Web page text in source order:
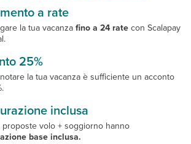
a rate
la tua vacanzafino a 24 ratecon Scalapay
25%
la tua vacanza è sufficiente un acconto
inclusa
proposte volo + soggiorno hanno
base inclusa.